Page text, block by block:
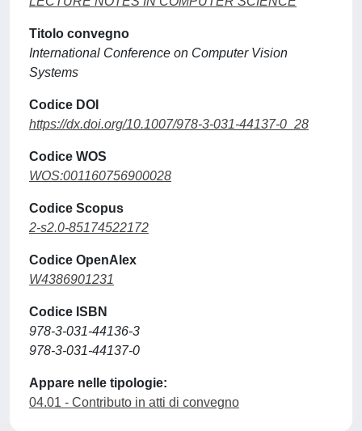
Titolo convegno
International Conference on Computer Vision
Systems
Codice DOI
https://dx.doi.org/10.1007/978-3-031-44137-0_28
Codice WOS
WOS:001160756900028
Codice Scopus
2-s2.0-85174522172
Codice OpenAlex
W4386901231
Codice ISBN
978-3-031-44136-3
978-3-031-44137-0
Appare nelle tipologie:
04.01 - Contributo in atti di convegno